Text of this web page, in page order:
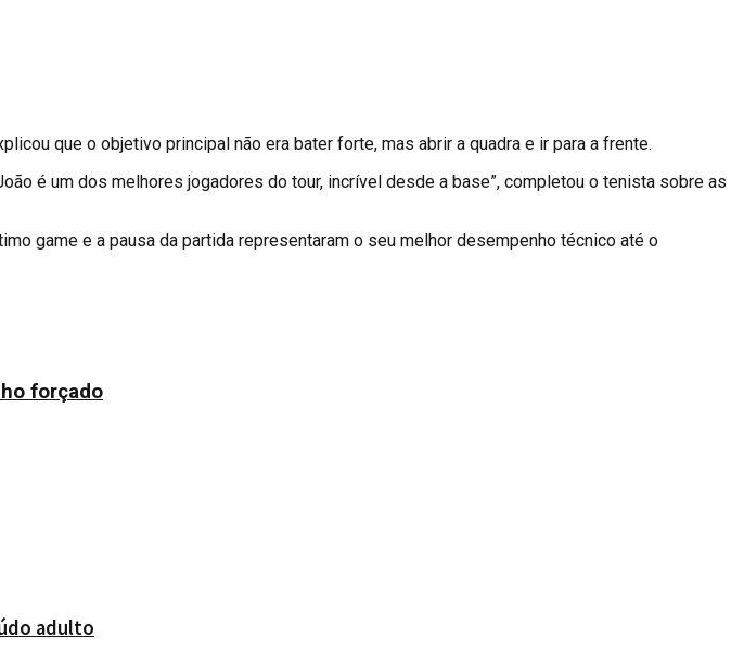
que o objetivo principal não era bater forte, mas abrir a quadra e ir para a frente.
é um dos melhores jogadores do tour, incrível desde a base”, completou o tenista sobre as
game e a pausa da partida representaram o seu melhor desempenho técnico até o
forçado
adulto